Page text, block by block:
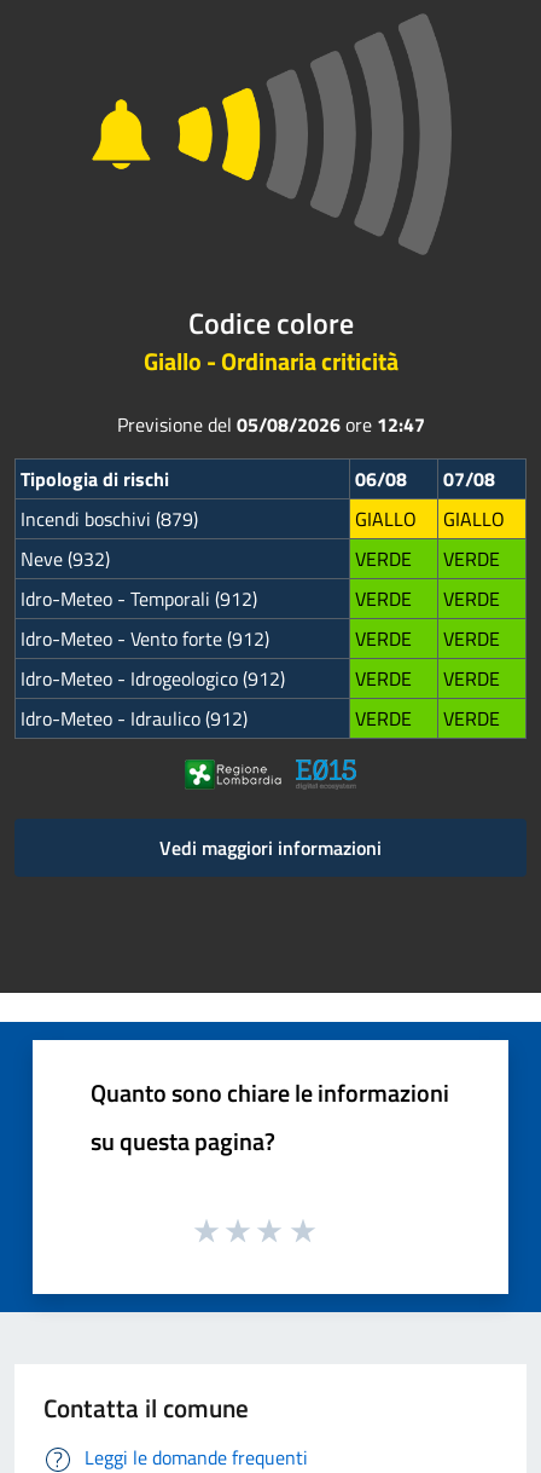
Codice colore
Giallo - Ordinaria criticità
Previsione del 05/08/2026ore 12:47
Tipologia di rischi
06/08
07/08
Incendi boschivi (879)
GIALLO
GIALLO
Neve (932)
VERDE
VERDE
Idro-Meteo - Temporali (912)
VERDE
VERDE
Idro-Meteo - Vento forte (912)
VERDE
VERDE
Idro-Meteo - Idrogeologico (912)
VERDE
VERDE
Idro-Meteo - Idraulico (912)
VERDE VERDE
Vedi maggiori informazioni
Quanto sono chiare le informazioni
su questa pagina?
Contatta il comune
Leggi le domande frequenti